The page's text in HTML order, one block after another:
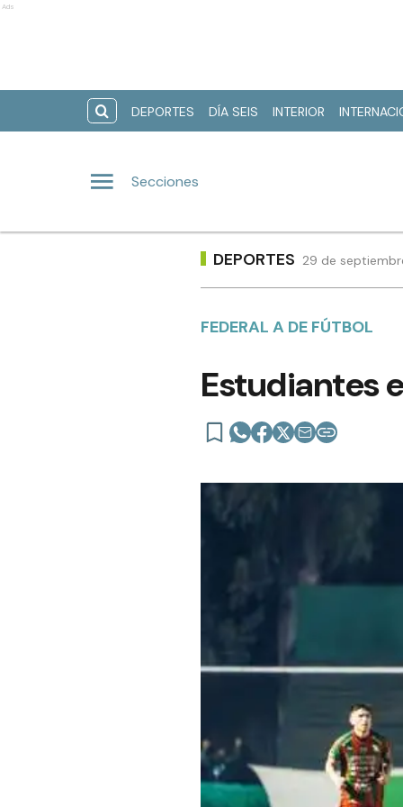
Ads
DEPORTES DÍA SEIS INTERIOR
Secciones
DEPORTES 29 de
FEDERAL A DE FÚTBOL
Estudiantes